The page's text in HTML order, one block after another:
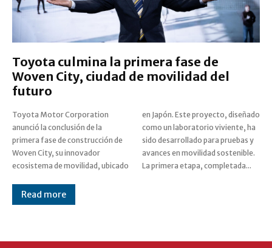
Toyota culmina la primera fase de
Woven City, ciudad de movilidad del
futuro
Toyota Motor Corporation
anunció la conclusión de la
primera fase de construcción de
Woven City, su innovador
ecosistema de movilidad, ubicado
en Japón. Este proyecto, diseñado
como un laboratorio viviente, ha
sido desarrollado para pruebas y
avances en movilidad sostenible.
La primera etapa, completada...
Read more